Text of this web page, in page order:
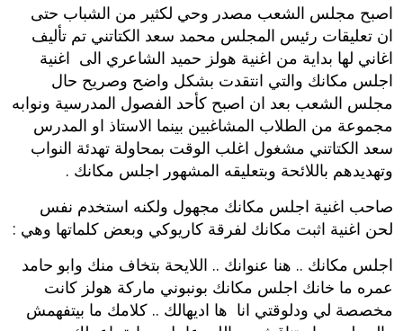
اصبح مجلس الشعب مصدر وحي لكثير من الشباب حتى
ان تعليقات رئيس المجلس محمد سعد الكتاتني تم تأليف
اغاني لها بداية من اغنية هولز حميد الشاعري الى اغنية
اجلس مكانك والتي انتقدت بشكل واضح وصريح حال
مجلس الشعب بعد ان اصبح كأحد الفصول المدرسية ونوابه
مجموعة من الطلاب المشاغبين بينما الاستاذ او المدرس
سعد الكتاتني مشغول اغلب الوقت بمحاولة تهدئة النواب
وتهديدهم باللائحة وبتعليقه المشهور اجلس مكانك .
صاحب اغنية اجلس مكانك مجهول ولكنه استخدم نفس
لحن اغنية اثبت مكانك لفرقة كاريوكي وبعض كلماتها وهي :
اجلس مكانك .. هنا عنوانك .. اللايحة بتخاف منك وابو حامد
عمره ما خانك اجلس مكانك بونبوني ماركة هولز كانت
مخصصة لي ودلوقتي انا ها اديهالك .. كلامك ما بيتفهمش